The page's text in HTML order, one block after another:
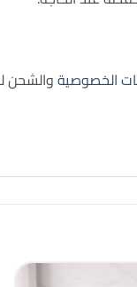
الخصوصيةوالشحن